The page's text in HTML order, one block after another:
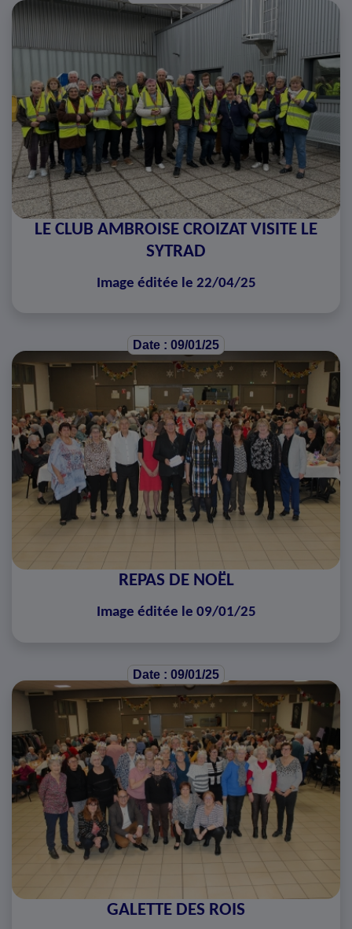
LE CLUB AMBROISE CROIZAT VISITE LE
SYTRAD
Image éditée le 22/04/25
Date : 09/01/25
REPAS DE NOËL
Image éditée le 09/01/25
Date : 09/01/25
GALETTE DES ROIS